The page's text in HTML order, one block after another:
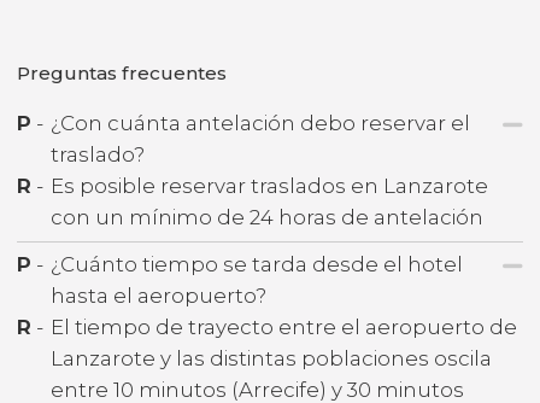
Preguntas frecuentes
P - ¿Con cuánta antelación debo reservar el
traslado?
R - Es posible reservar traslados en Lanzarote
con un mínimo de 24 horas de antelación
P - ¿Cuánto tiempo se tarda desde el hotel
hasta el aeropuerto?
R - El tiempo de trayecto entre el aeropuerto de
Lanzarote y las distintas poblaciones oscila
entre 10 minutos (Arrecife) y 30 minutos